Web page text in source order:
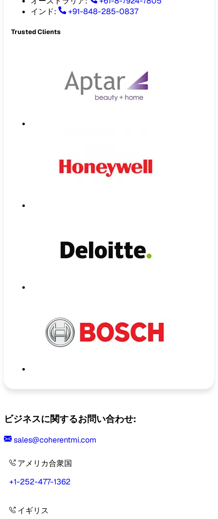
インド: +91-848-285-0837
Trusted Clients
ビジネスに関するお問い合わせ:
sales@coherentmi.com
アメリカ合衆国
+1-252-477-1362
イギリス